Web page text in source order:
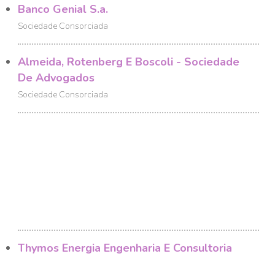
Banco Genial S.a.
Sociedade Consorciada
Almeida, Rotenberg E Boscoli - Sociedade
De Advogados
Sociedade Consorciada
Thymos Energia Engenharia E Consultoria